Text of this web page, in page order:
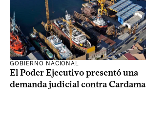
GOBIERNO NACIONAL
El Poder Ejecutivo presentó una
demanda judicial contra Cardama